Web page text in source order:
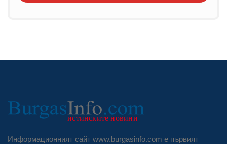
Информационният сайт www.burgasinfo.com е първият